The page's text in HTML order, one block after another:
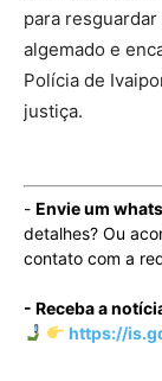
para
algemado e
Polícia de
justiça.
- Envie um
detalhes? Ou
contato com a
- Receba a
https://